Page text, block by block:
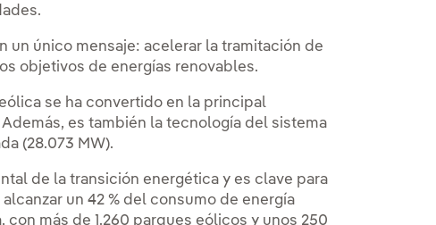
un único mensaje: acelerar la tramitación de
objetivos de energías renovables.
se ha convertido en la principal
es también la tecnología del sistema
(28.073 MW).
de la transición energética y es clave para
un 42 % del consumo de energía
más de 1.260 parques eólicos y unos 250